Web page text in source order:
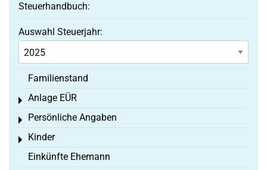
Steuerhandbuch:
Auswahl Steuerjahr:
Familienstand
Anlage EÜR
Toggle menu
Persönliche Angaben
Toggle menu
Kinder
Toggle menu
Einkünfte Ehemann